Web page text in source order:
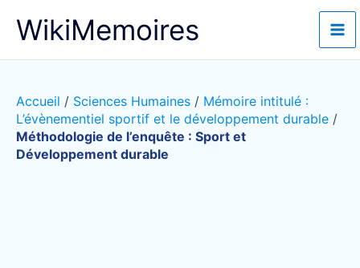
WikiMemoires
Accueil / Sciences Humaines / Mémoire intitulé :
L’évènementiel sportif et le développement durable /
Méthodologie de l’enquête : Sport et
Développement durable